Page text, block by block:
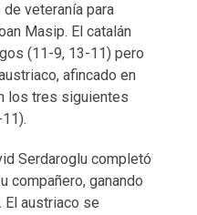
veteranía para
Masip. El catalán
(11-9, 13-11) pero
afincado en
los tres siguientes
Serdaroglu completó
compañero, ganando
El austriaco se